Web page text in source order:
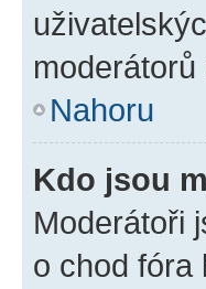
Nahoru
Kdo jsou
Moderátoři
o chod fóra